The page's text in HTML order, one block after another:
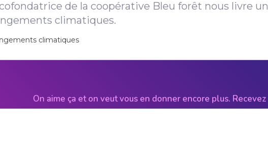
ofondatrice de la coopérative Bleu forêt nous livre un
ngements climatiques.
climatiques
On aime ça et on veut vous en donner encore plus. Recevez